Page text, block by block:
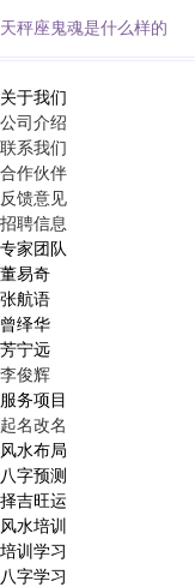
天秤座鬼魂是什么样的
关于我们
公司介绍
联系我们
合作伙伴
反馈意见
招聘信息
专家团队
董易奇
张航语
曾绎华
芳宁远
李俊辉
服务项目
起名改名
风水布局
八字预测
择吉旺运
风水培训
培训学习
八字学习